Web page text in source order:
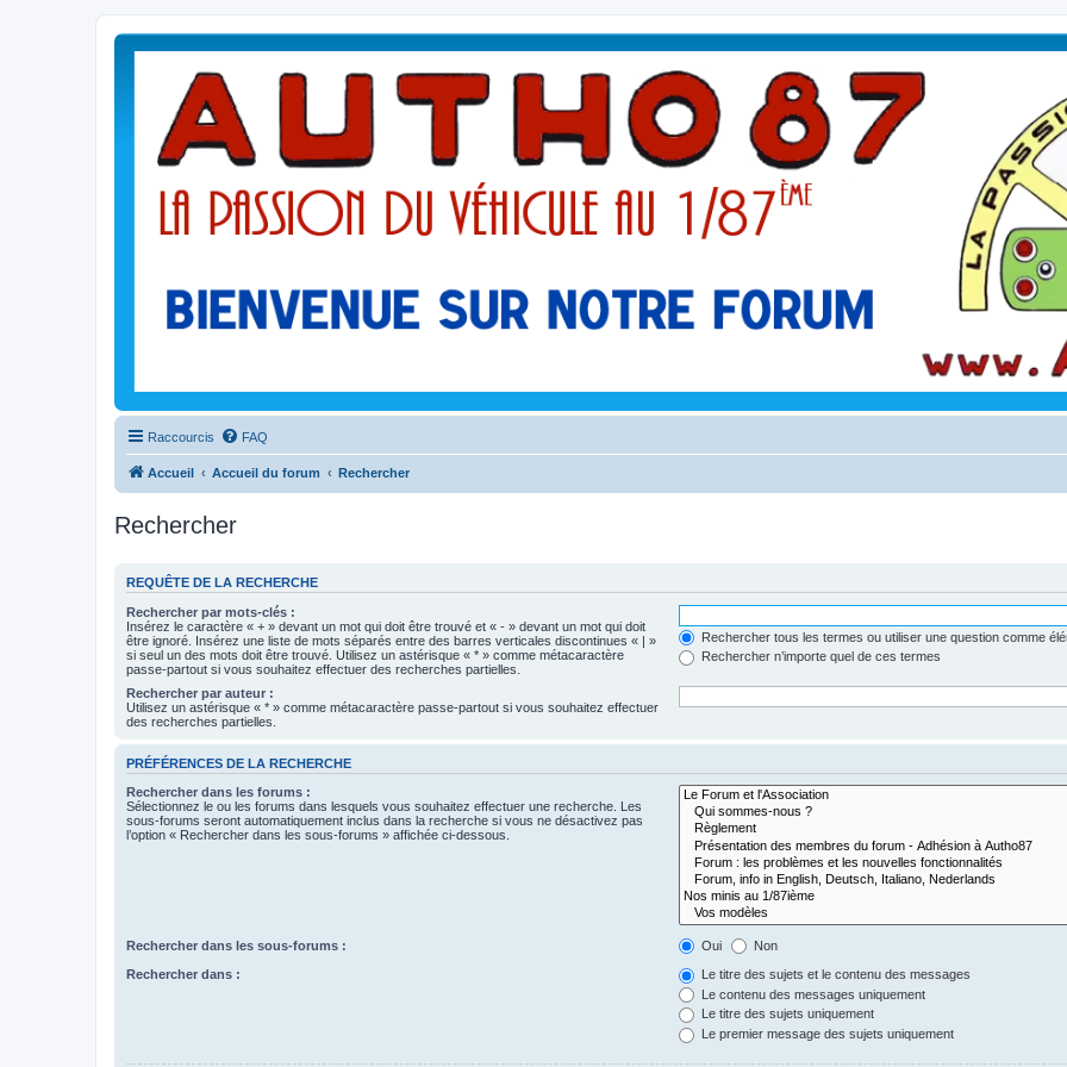
Raccourcis FAQ
Accueil Accueil du forum Rechercher
Rechercher
REQUÊTE DE LA RECHERCHE
Rechercher par mots-clés :
Insérez le caractère « + » devant un mot qui doit être trouvé et « - » devant un mot qui doit
être ignoré. Insérez une liste de mots séparés entre des barres verticales discontinues « | »
si seul un des mots doit être trouvé. Utilisez un astérisque « * » comme métacaractère
passe-partout si vous souhaitez effectuer des recherches partielles.
Rechercher tous les termes ou utiliser une question comme
Rechercher n’importe quel de ces termes
Rechercher par auteur :
Utilisez un astérisque « * » comme métacaractère passe-partout si vous souhaitez effectuer
des recherches partielles.
PRÉFÉRENCES DE LA RECHERCHE
Rechercher dans les forums :
Sélectionnez le ou les forums dans lesquels vous souhaitez effectuer une recherche. Les
sous-forums seront automatiquement inclus dans la recherche si vous ne désactivez pas
l’option « Rechercher dans les sous-forums » affichée ci-dessous.
Rechercher dans les sous-forums : Oui Non
Rechercher dans :
Le titre des sujets et le contenu des messages
Le contenu des messages uniquement
Le titre des sujets uniquement
Le premier message des sujets uniquement